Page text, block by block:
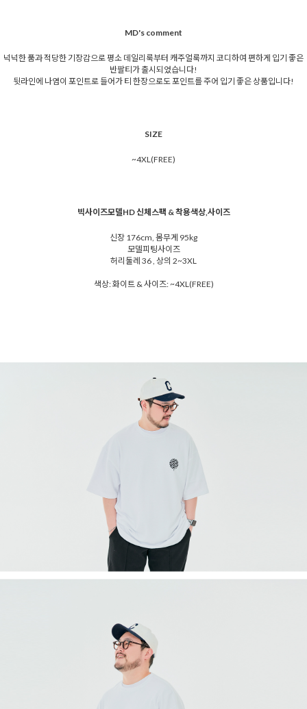
MD's comment
넉넉한 품과 적당한 기장감으로 평소 데일리룩부터 캐주얼룩까지 코디하여 편하게 입기 좋은
반팔티가 출시되었습니다!
뒷라인에 나염이 포인트로 들어가 티 한장으로도 포인트를 주어 입기 좋은 상품입니다!
SIZE
~4XL(FREE)
빅사이즈모델HD 신체스팩 & 착용색상,사이즈
신장 176cm, 몸무게 95kg
모델피팅사이즈
허리둘레 36 , 상의 2~3XL
색상: 화이트 & 사이즈: ~4XL(FREE)